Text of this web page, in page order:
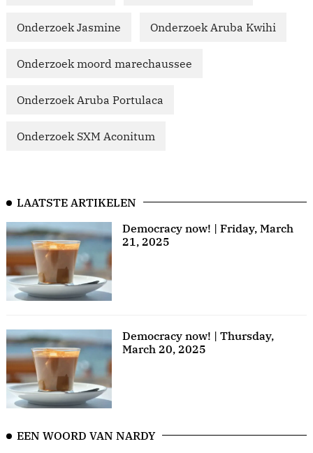
Onderzoek Jasmine Onderzoek Aruba Kwihi
Onderzoek moord marechaussee
Onderzoek Aruba Portulaca
Onderzoek SXM Aconitum
LAATSTE ARTIKELEN
Democracy now! | Friday, March
21, 2025
Democracy now! | Thursday,
March 20, 2025
EEN WOORD VAN NARDY